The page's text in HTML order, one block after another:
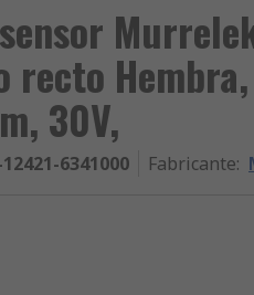
30V,
6341000 Fabricante: